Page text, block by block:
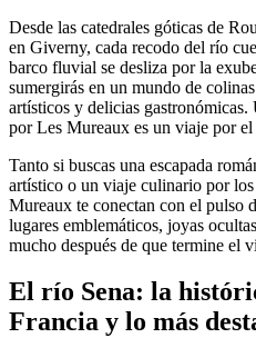
Desde las catedrales góticas de
en Giverny, cada recodo del río
barco fluvial se desliza por la
sumergirás en un mundo de
artísticos y delicias
por Les Mureaux es un viaje por
Tanto si buscas una escapada
artístico o un viaje culinario por
Mureaux te conectan con el pulso
lugares emblemáticos, joyas
mucho después de que termine el
El río Sena: la
Francia y lo más